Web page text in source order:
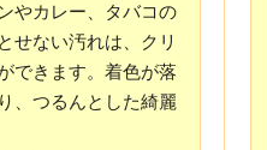
やカレー、タバコの
せない汚れは、クリ
できます。着色が落
、つるんとした綺麗